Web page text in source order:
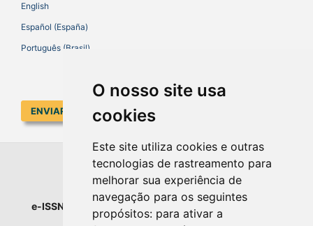
O nosso site usa
cookies
Este site utiliza cookies e outras
tecnologias de rastreamento para
melhorar sua experiência de
navegação para os seguintes
propósitos: para ativar a
English
Español (España)
Português (Brasil)
ENVIAR SUBMISSÃO
EDUCAR EM REVISTA
e-ISSN : 1984-0411 | Prefixo DOI : 10.1590 |
Universidade Federal do Paraná